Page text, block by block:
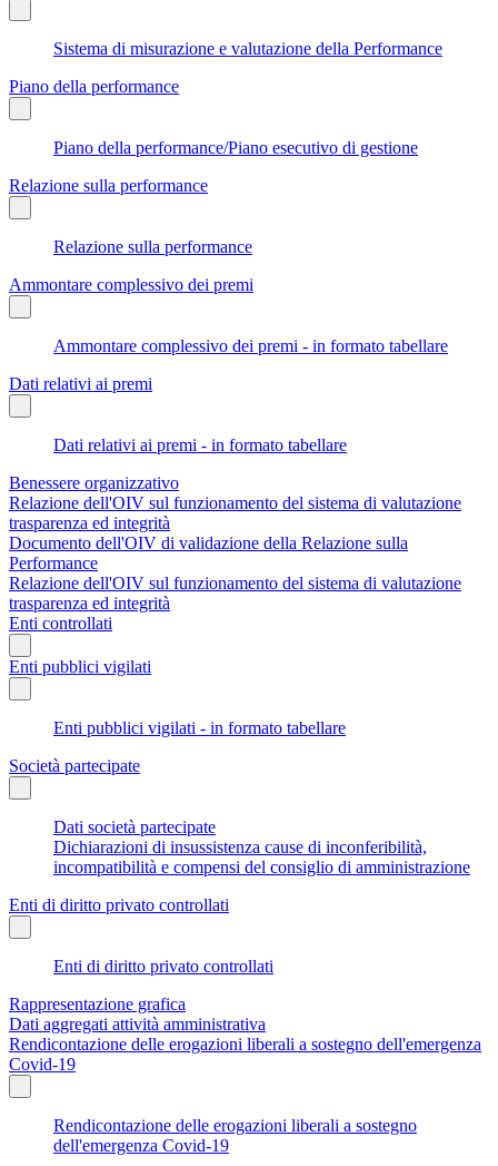
Sistema di misurazione e valutazione della Performance
Piano della performance
Piano della performance/Piano esecutivo di gestione
Relazione sulla performance
Relazione sulla performance
Ammontare complessivo dei premi
Ammontare complessivo dei premi - in formato tabellare
Dati relativi ai premi
Dati relativi ai premi - in formato tabellare
Benessere organizzativo
Relazione dell'OIV sul funzionamento del sistema di valutazione
trasparenza ed integrità
Documento dell'OIV di validazione della Relazione sulla
Performance
Relazione dell'OIV sul funzionamento del sistema di valutazione
trasparenza ed integrità
Enti controllati
Enti pubblici vigilati
Enti pubblici vigilati - in formato tabellare
Società partecipate
Dati società partecipate
Dichiarazioni di insussistenza cause di inconferibilità,
incompatibilità e compensi del consiglio di amministrazione
Enti di diritto privato controllati
Enti di diritto privato controllati
Rappresentazione grafica
Dati aggregati attività amministrativa
Rendicontazione delle erogazioni liberali a sostegno dell'emergenza
Covid-19
Rendicontazione delle erogazioni liberali a sostegno
dell'emergenza Covid-19